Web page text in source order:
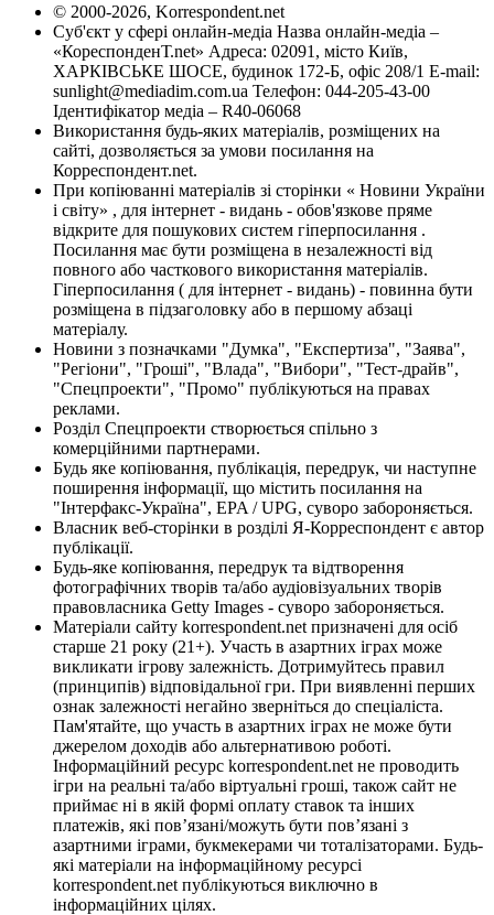
© 2000-2026, Korrespondent.net
Суб'єкт у сфері онлайн-медіа Назва онлайн-медіа –
«КореспонденТ.net» Адреса: 02091, місто Київ,
ХАРКІВСЬКЕ ШОСЕ, будинок 172-Б, офіс 208/1 E-mail:
sunlight@mediadim.com.ua Телефон: 044-205-43-00
Ідентифікатор медіа – R40-06068
Використання будь-яких матеріалів, розміщених на
сайті, дозволяється за умови посилання на
Корреспондент.net.
При копіюванні матеріалів зі сторінки « Новини України
і світу» , для інтернет - видань - обов'язкове пряме
відкрите для пошукових систем гіперпосилання .
Посилання має бути розміщена в незалежності від
повного або часткового використання матеріалів.
Гіперпосилання ( для інтернет - видань) - повинна бути
розміщена в підзаголовку або в першому абзаці
матеріалу.
Новини з позначками "Думка", "Експертиза", "Заява",
"Регіони", "Гроші", "Влада", "Вибори", "Тест-драйв",
"Спецпроекти", "Промо" публікуються на правах
реклами.
Розділ Спецпроекти створюється спільно з
комерційними партнерами.
Будь яке копіювання, публікація, передрук, чи наступне
поширення інформації, що містить посилання на
"Інтерфакс-Україна", EPA / UPG, суворо забороняється.
Власник веб-сторінки в розділі Я-Корреспондент є автор
публікації.
Будь-яке копіювання, передрук та відтворення
фотографічних творів та/або аудіовізуальних творів
правовласника Getty Images - суворо забороняється.
Матеріали сайту korrespondent.net призначені для осіб
старше 21 року (21+). Участь в азартних іграх може
викликати ігрову залежність. Дотримуйтесь правил
(принципів) відповідальної гри. При виявленні перших
ознак залежності негайно зверніться до спеціаліста.
Пам'ятайте, що участь в азартних іграх не може бути
джерелом доходів або альтернативою роботі.
Інформаційний ресурс korrespondent.net не проводить
ігри на реальні та/або віртуальні гроші, також сайт не
приймає ні в якій формі оплату ставок та інших
платежів, які пов’язані/можуть бути пов’язані з
азартними іграми, букмекерами чи тоталізаторами. Будь-
які матеріали на інформаційному ресурсі
korrespondent.net публікуються виключно в
інформаційних цілях.